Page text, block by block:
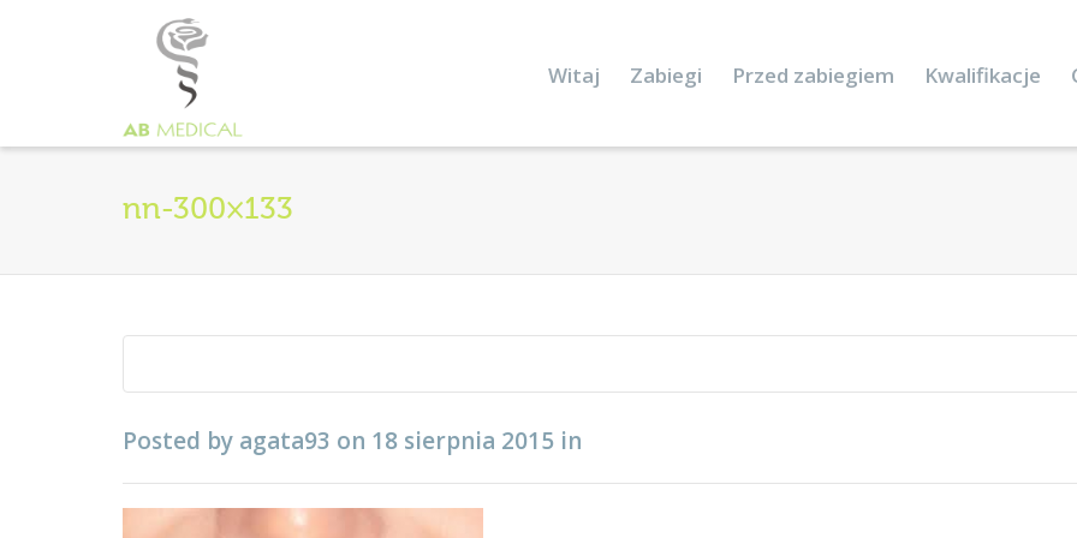
Witaj Zabiegi Przed zabiegiem Kwalifikacje
nn-300×133
Posted by agata93 on 18 sierpnia 2015 in